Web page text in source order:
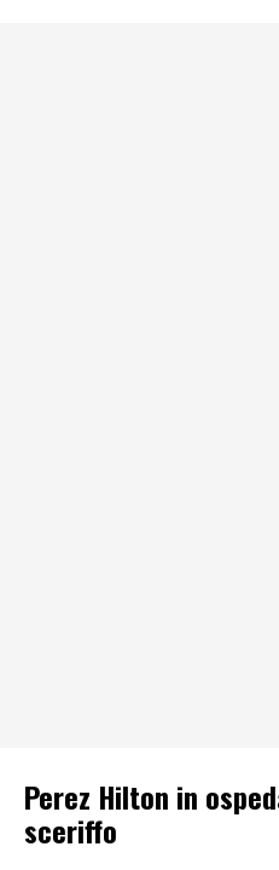
Perez Hilton in
sceriffo